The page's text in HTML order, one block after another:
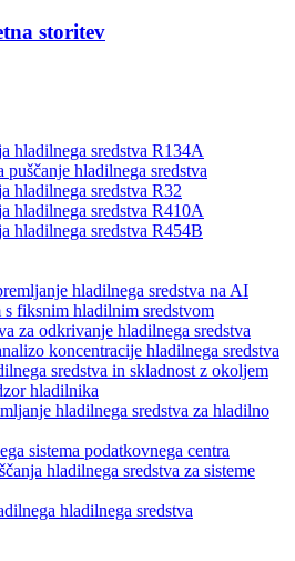
storitev
hladilnega sredstva R134A
puščanje hladilnega sredstva
hladilnega sredstva R32
hladilnega sredstva R410A
hladilnega sredstva R454B
hladilnega sredstva na AI
s fiksnim hladilnim sredstvom
za odkrivanje hladilnega sredstva
koncentracije hladilnega sredstva
sredstva in skladnost z okoljem
hladilnika
hladilnega sredstva za hladilno
sistema podatkovnega centra
hladilnega sredstva za sisteme
hladilnega sredstva